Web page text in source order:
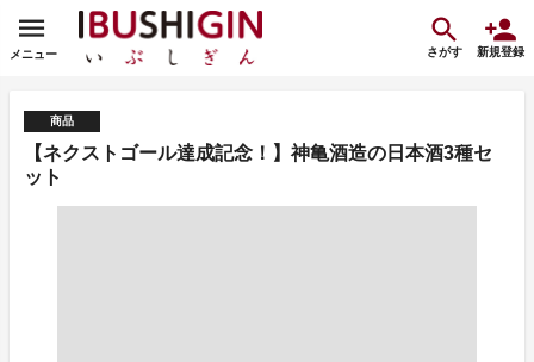
メニュー さがす 新規登録
商品
【ネクストゴール達成記念！】神亀酒造の日本酒3種セ
ット